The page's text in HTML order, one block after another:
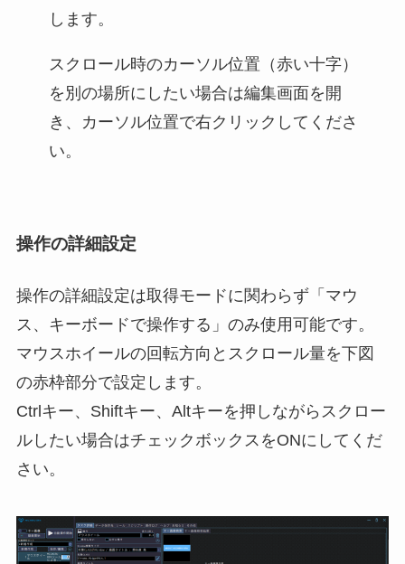
します。
スクロール時のカーソル位置（赤い十字）
を別の場所にしたい場合は編集画面を開
き、カーソル位置で右クリックしてくださ
い。
操作の詳細設定
操作の詳細設定は取得モードに関わらず「マウ
ス、キーボードで操作する」のみ使用可能です。
マウスホイールの回転方向とスクロール量を下図
の赤枠部分で設定します。
Ctrlキー、Shiftキー、Altキーを押しながらスクロー
ルしたい場合はチェックボックスをONにしてくだ
さい。